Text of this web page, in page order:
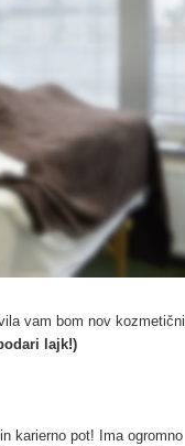
vam bom nov kozmetični
lajk!)
karierno pot! Ima ogromno